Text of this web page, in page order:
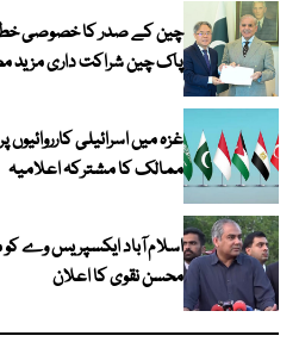
چین کے صدر کا خصوصی خط
پاک چین شراکت داری مزید
ممالک کا مشترکہ اعلامیہ
اسلام آباد ایکسپریس وے کو
محسن نقوی کا اعلان